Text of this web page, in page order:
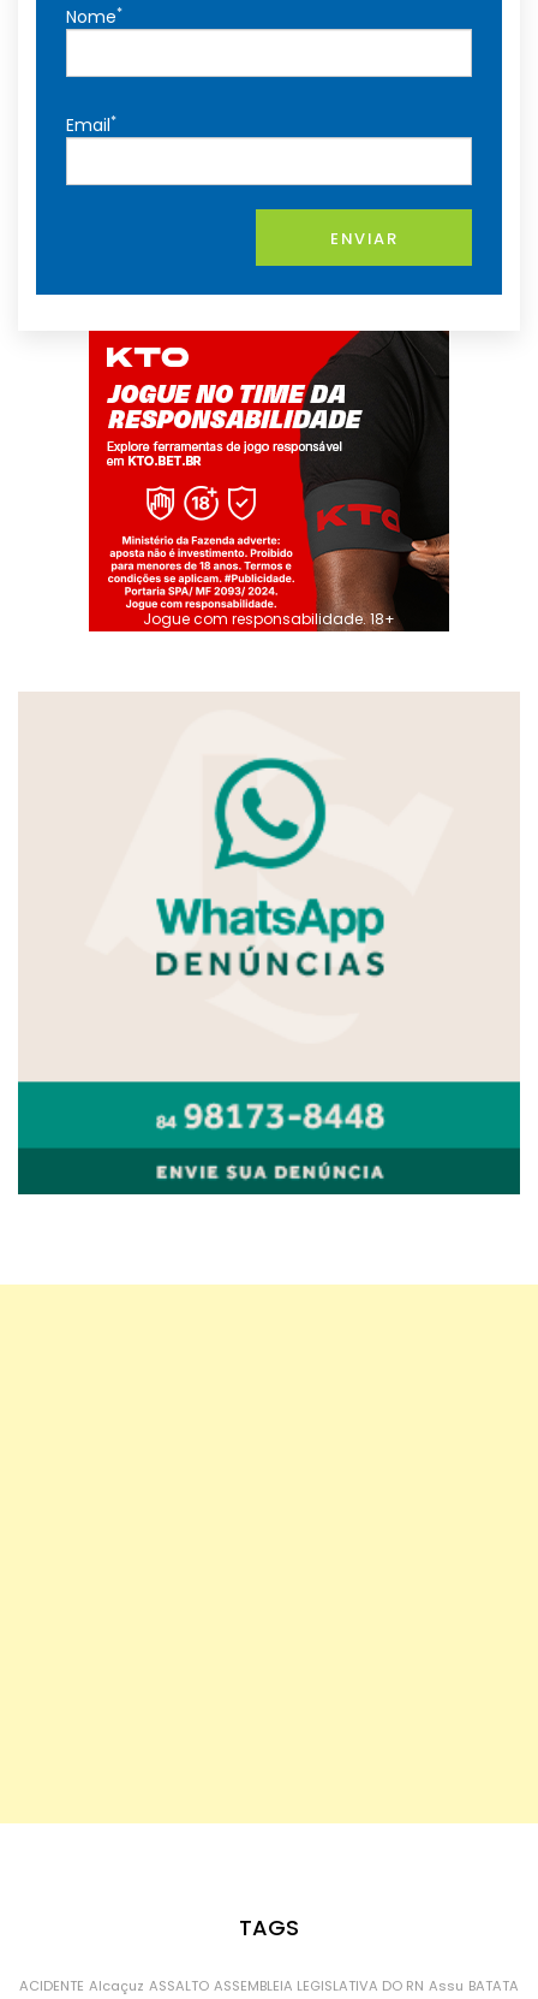
Nome*
Email*
ENVIAR
Jogue com responsabilidade. 18+
TAGS
ACIDENTE Alcaçuz ASSALTO ASSEMBLEIA LEGISLATIVA DO RN Assu BATATA